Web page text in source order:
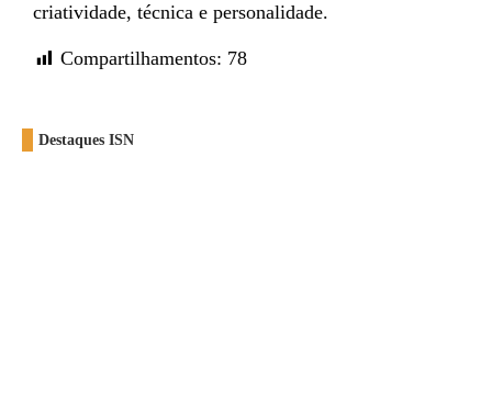
criatividade, técnica e personalidade.
Compartilhamentos: 78
Destaques ISN